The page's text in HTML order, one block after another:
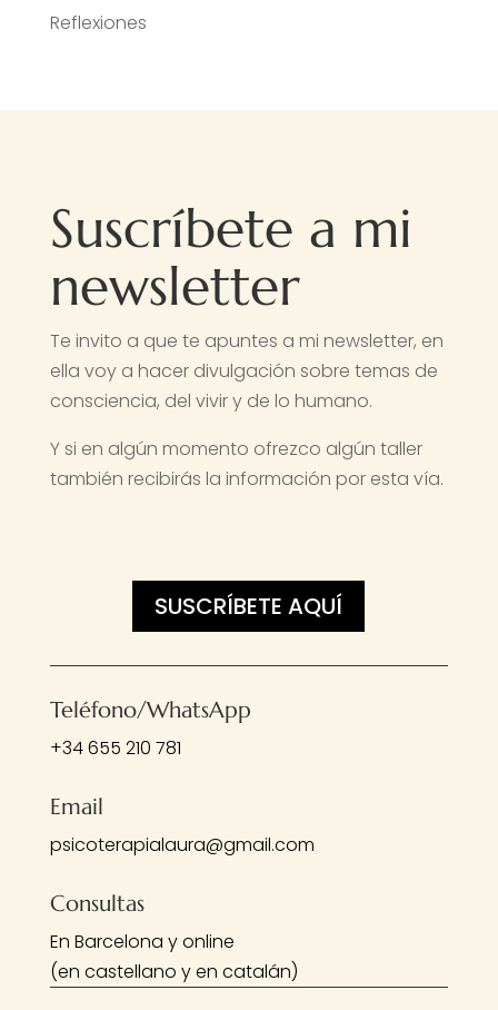
Reflexiones
Suscríbete a mi
newsletter
Te invito a que te apuntes a mi newsletter, en
ella voy a hacer divulgación sobre temas de
consciencia, del vivir y de lo humano.
Y si en algún momento ofrezco algún taller
también recibirás la información por esta vía.
SUSCRÍBETE AQUÍ
Teléfono/WhatsApp
+34 655 210 781
Email
psicoterapialaura@gmail.com
Consultas
En Barcelona y online
(en castellano y en catalán)